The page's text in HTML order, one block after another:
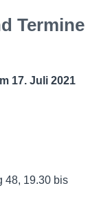
Termine
17. Juli 2021
48, 19.30 bis